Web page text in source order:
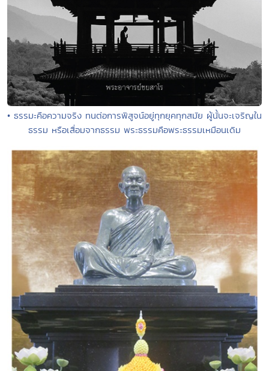
• ธรรมะคือความจริง ทนต่อการพิสูจน์อยู่ทุกยุคทุกสมัย ผู้นั้นจะเจริญใน
ธรรม หรือเสื่อมจากธรรม พระธรรมคือพระธรรมเหมือนเดิม